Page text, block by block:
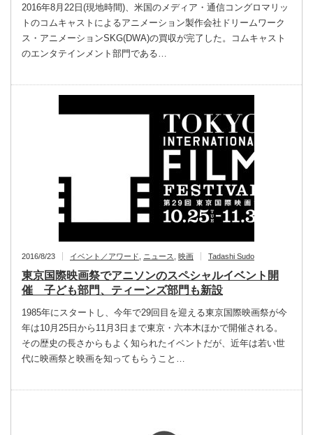
2016年8月22日(現地時間)、米国のメディア・通信コングロマリッ
トのコムキャストによるアニメーション製作会社ドリームワーク
ス・アニメーションSKG(DWA)の買収が完了した。コムキャスト
のエンタテインメント部門である…
2016/8/23 イベント／アワード ニュース 映画 Tadashi Sudo
東京国際映画祭でアニソンのスペシャルイベント開
催 子ども部門、ティーンズ部門も新設
1985年にスタートし、今年で29回目を迎える東京国際映画祭が今
年は10月25日から11月3日まで東京・六本木ほかで開催される。
その歴史の長さからもよく知られたイベントだが、近年は若い世
代に映画祭と映画を知ってもらうこと…